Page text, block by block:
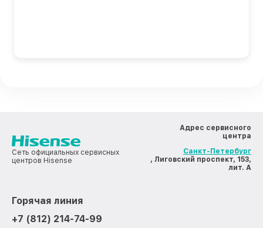
Сеть официальных сервисных
центров Hisense
Адрес сервисного
центра
Санкт-Петербург
, Лиговский проспект, 153,
лит. А
Горячая линия
+7 (812) 214-74-99